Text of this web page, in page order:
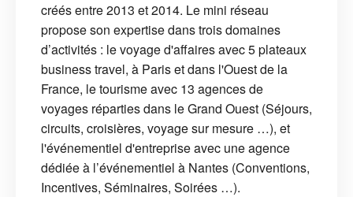
créés entre 2013 et 2014. Le mini réseau
propose son expertise dans trois domaines
d’activités : le voyage d'affaires avec 5 plateaux
business travel, à Paris et dans l'Ouest de la
France, le tourisme avec 13 agences de
voyages réparties dans le Grand Ouest (Séjours,
circuits, croisières, voyage sur mesure …), et
l'événementiel d'entreprise avec une agence
dédiée à l’événementiel à Nantes (Conventions,
Incentives, Séminaires, Soirées …).